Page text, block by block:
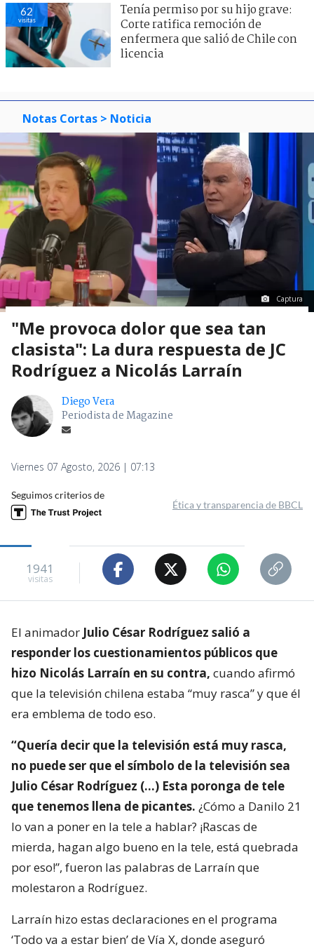
62
visitas
Tenía permiso por su hijo grave:
Corte ratifica remoción de
enfermera que salió de Chile con
licencia
Notas Cortas > Noticia
Captura
"Me provoca dolor que sea tan
clasista": La dura respuesta de JC
Rodríguez a Nicolás Larraín
Diego Vera
Periodista de Magazine
Viernes 07 Agosto, 2026 | 07:13
Seguimos criterios de
Ética y transparencia de BBCL
1941
visitas
El animador Julio César Rodríguez salió a
responder los cuestionamientos públicos que
hizo Nicolás Larraín en su contra, cuando afirmó
que la televisión chilena estaba “muy rasca” y que él
era emblema de todo eso.
“Quería decir que la televisión está muy rasca,
no puede ser que el símbolo de la televisión sea
Julio César Rodríguez (…) Esta poronga de tele
que tenemos llena de picantes. ¿Cómo a Danilo 21
lo van a poner en la tele a hablar? ¡Rascas de
mierda, hagan algo bueno en la tele, está quebrada
por eso!”, fueron las palabras de Larraín que
molestaron a Rodríguez.
Larraín hizo estas declaraciones en el programa
‘Todo va a estar bien’ de Vía X, donde aseguró